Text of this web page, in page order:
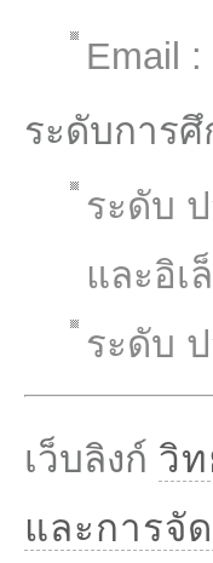
Email
ระดับการ
ระดับ
และอิเ
ระดับ
เว็บลิงก์ วิ
และการจั